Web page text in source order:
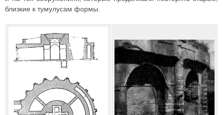
близкие к тумулусам формы.